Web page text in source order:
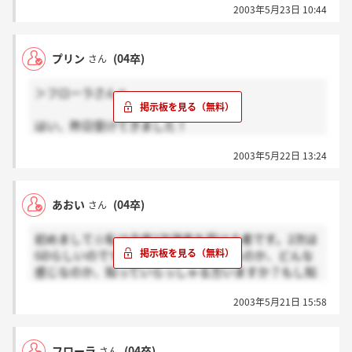
もうすぐなのでドキドキです！私は緊張すると頭が真
もらえたので試験の時、少しは落ち着けそうです☆あ
りがとうございます。とにかく頑張ってきま
2003年5月23日 10:44
プリン さん (04卒)
＞フローラさんへ
はい、昨日受けてきました！
問は厳しかったですね（＾－＾；他の方はどんな感じ
私はやたら会社運営をどうすればいいか！？みたいな
質問が多くて。雰囲気はよかったですけどね☆
あおいさんへ
GDは、学生4人、15分間しかないんですよ～（＞＿
＜）時間がないし、福祉の知識がないと、結構つらい
雰囲気は・・ブラインドの閉まったなかなか迫力ある
（+＿＋）
2003年5月22日 13:24
あおい さん (04卒)
初めまして☆私は今度2次選考を受ける者です。2次は
GDらしいのですが、何人位でGDをやるのか、どんな
感じなのか、知っていらっしゃる方いますか？もし知
2003年5月21日 15:58